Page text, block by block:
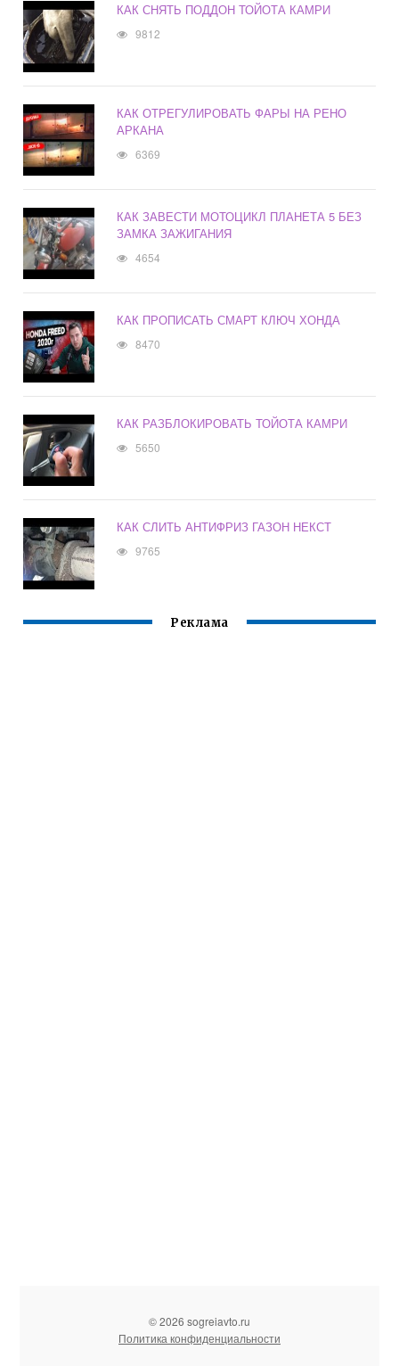
КАК СНЯТЬ ПОДДОН ТОЙОТА КАМРИ
9812
КАК ОТРЕГУЛИРОВАТЬ ФАРЫ НА РЕНО
АРКАНА
6369
КАК ЗАВЕСТИ МОТОЦИКЛ ПЛАНЕТА 5 БЕЗ
ЗАМКА ЗАЖИГАНИЯ
4654
КАК ПРОПИСАТЬ СМАРТ КЛЮЧ ХОНДА
8470
КАК РАЗБЛОКИРОВАТЬ ТОЙОТА КАМРИ
5650
КАК СЛИТЬ АНТИФРИЗ ГАЗОН НЕКСТ
9765
Реклама
© 2026 sogreiavto.ru
Политика конфиденциальности